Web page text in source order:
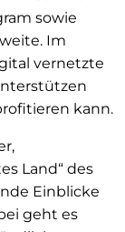
sowie
Im
vernetzte
kann.
Land“ des
Einblicke
geht es